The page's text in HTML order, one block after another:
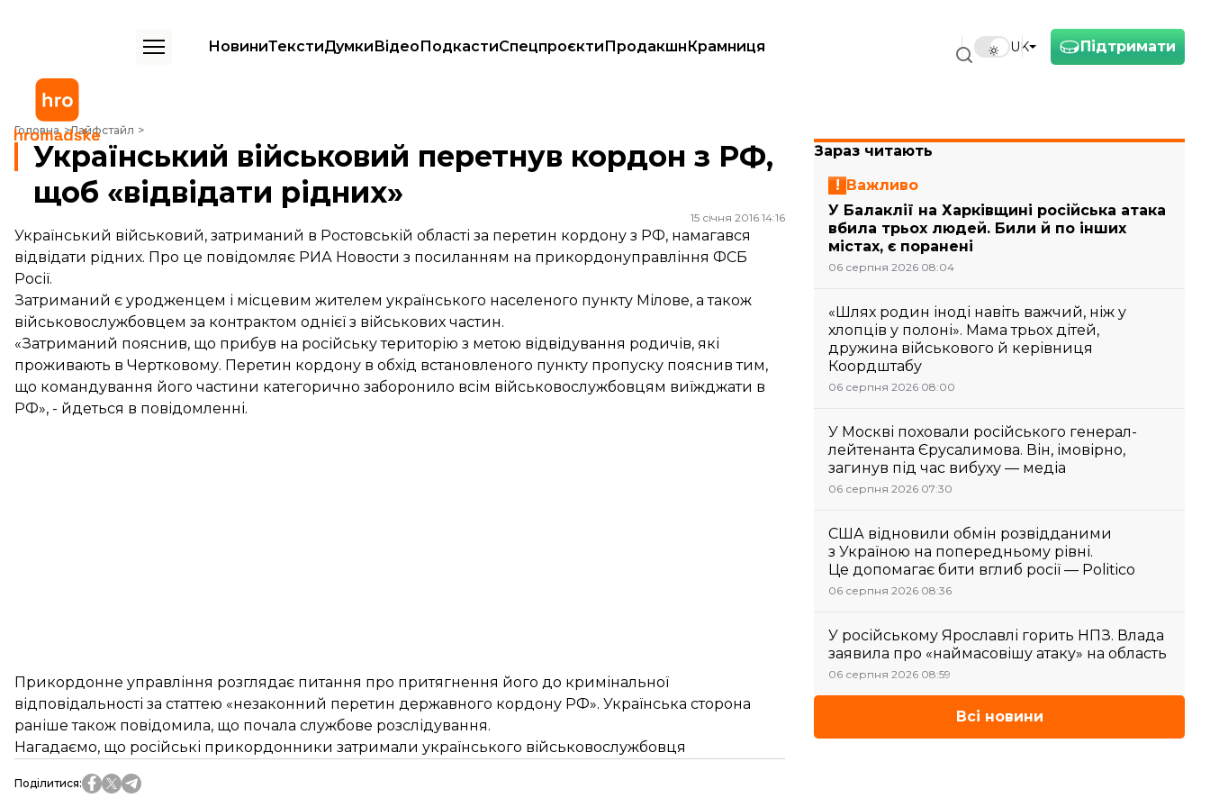
Підтримати
UK
НовиниТекстиДумкиВідеоПодкастиСпецпроєктиПродакшнКрамниця
Головна Лайфстайл
Український військовий перетнув кордон з РФ, щоб «відвідати рідних»
Український військовий перетнув кордон з РФ,
щоб «відвідати рідних»
15 січня 2016 14:16
Український військовий, затриманий в Ростовській області за перетин кордону з РФ, намагався
відвідати рідних. Про це повідомляє РИА Новости з посиланням на прикордонуправління ФСБ
Росії.
Затриманий є уродженцем і місцевим жителем українського населеного пункту Мілове, а також
військовослужбовцем за контрактом однієї з військових частин.
«Затриманий пояснив, що прибув на російську територію з метою відвідування родичів, які
проживають в Чертковому. Перетин кордону в обхід встановленого пункту пропуску пояснив тим,
що командування його частини категорично заборонило всім військовослужбовцям виїжджати в
РФ», - йдеться в повідомленні.
Прикордонне управління розглядає питання про притягнення його до кримінальної
відповідальності за статтею «незаконний перетин державного кордону РФ». Українська сторона
раніше також повідомила, що почала службове розслідування.
Нагадаємо, що російські прикордонники затримали українського військовослужбовця
Поділитися:
Зараз читають
Важливо
У Балаклії на Харківщині російська атака
вбила трьох людей. Били й по інших
містах, є поранені
06 серпня 2026 08:04
«Шлях родин іноді навіть важчий, ніж у
хлопців у полоні». Мама трьох дітей,
дружина військового й керівниця
Коордштабу
06 серпня 2026 08:00
У Москві поховали російського генерал-
лейтенанта Єрусалимова. Він, імовірно,
загинув під час вибуху — медіа
06 серпня 2026 07:30
США відновили обмін розвідданими
з Україною на попередньому рівні.
Це допомагає бити вглиб росії — Politico
06 серпня 2026 08:36
У російському Ярославлі горить НПЗ. Влада
заявила про «наймасовішу атаку» на область
06 серпня 2026 08:59
Всі новини